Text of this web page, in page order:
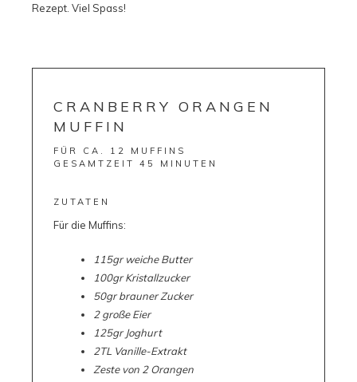
Rezept. Viel Spass!
CRANBERRY ORANGEN
MUFFIN
FÜR CA. 12 MUFFINS
GESAMTZEIT 45 MINUTEN
ZUTATEN
Für die Muffins:
115gr weiche Butter
100gr Kristallzucker
50gr brauner Zucker
2 große Eier
125gr Joghurt
2TL Vanille-Extrakt
Zeste von 2 Orangen